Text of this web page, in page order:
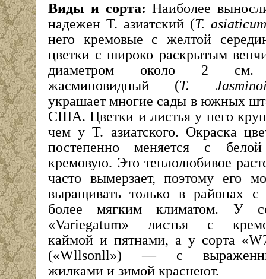
Виды и сорта:Наиболее
надежен Т. азиатский (Т. asiaticum
него кремовые с желтой
цветки с широко раскрытым
диаметром около 2
жасминовидный (Т.
украшает многие сады в южных
США. Цветки и листья у него
чем у Т. азиатского. Окраска
постепенно меняется с
кремовую. Это теплолюбивое
часто вымерзает, поэтому его
выращивать только в районах
более мягким климатом. У
«Variegatum» листья с
каймой и пятнами, а у сорта
(«Wllsonll») — с
жилками и зимой краснеют.